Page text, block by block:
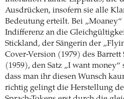
Ausdrücken, insofern sie alle
Bedeutung erteilt. Bei
Indifferenz an die
Stickland, der Sängerin der
Cover-Version (1979) des Barrett
(1959), den Satz „I want
dass man ihr diesen Wunsch
richtig gelingt die Herstellung